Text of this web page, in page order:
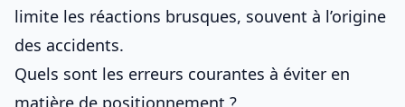
limite les réactions brusques, souvent à l’origine
des accidents.
Quels sont les erreurs courantes à éviter en